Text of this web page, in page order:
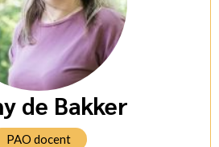
de Bakker
PAO docent